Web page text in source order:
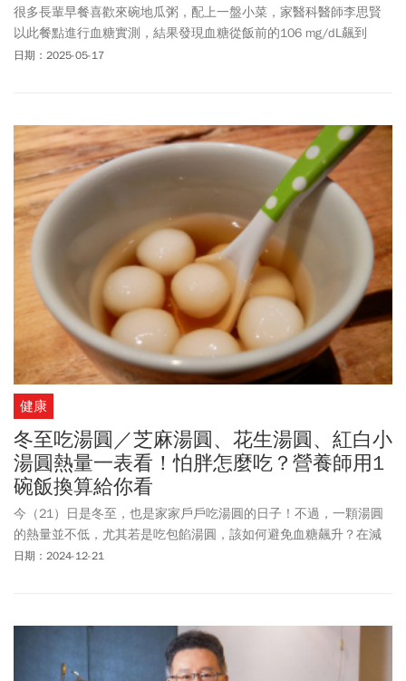
很多長輩早餐喜歡來碗地瓜粥，配上一盤小菜，家醫科醫師李思賢
以此餐點進行血糖實測，結果發現血糖從飯前的106 mg/dL飆到
154mg/dL，飆升幅度達45%，已超過常人血糖空腹血糖上限，提醒
日期：2025-05-17
健康
冬至吃湯圓／芝麻湯圓、花生湯圓、紅白小
湯圓熱量一表看！怕胖怎麼吃？營養師用1
碗飯換算給你看
今（21）日是冬至，也是家家戶戶吃湯圓的日子！不過，一顆湯圓
的熱量並不低，尤其若是吃包餡湯圓，該如何避免血糖飆升？在減
肥的人也能吃湯圓嗎？對此，包括醫師、營養師都出面說明囉！
日期：2024-12-21